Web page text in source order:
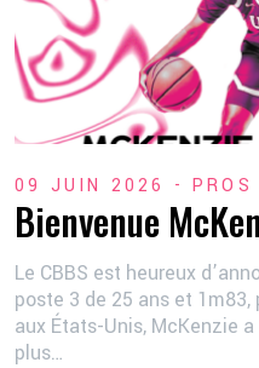
09 JUIN 2026 - PROS
Bienvenue
Le CBBS est heureux
poste 3 de 25 ans et
aux États-Unis, McKenzie
plus…